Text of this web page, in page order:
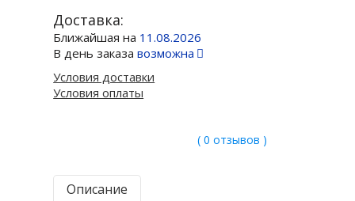
Доставка:
Ближайшая на 11.08.2026
В день заказавозможна
Условия доставки
Условия оплаты
( 0 отзывов )
Описание